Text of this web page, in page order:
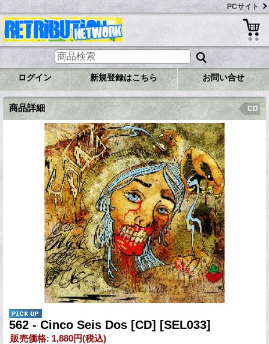
PCサイト
ログイン 新規登録はこちら お問い合せ
商品詳細 CD
562 - Cinco Seis Dos [CD] [SEL033]
販売価格: 1,880円(税込)